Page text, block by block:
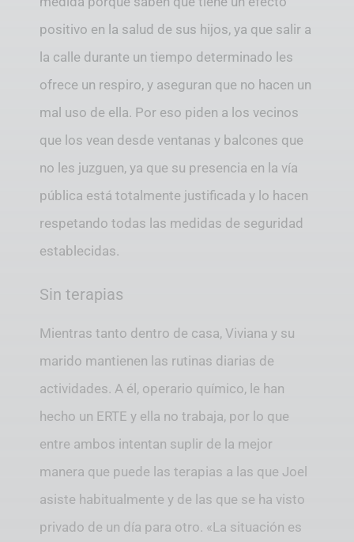
positivo en la salud de sus hijos, ya que salir a
la calle durante un tiempo determinado les
ofrece un respiro, y aseguran que no hacen un
mal uso de ella. Por eso piden a los vecinos
que los vean desde ventanas y balcones que
no les juzguen, ya que su presencia en la vía
pública está totalmente justificada y lo hacen
respetando todas las medidas de seguridad
establecidas.
Sin terapias
Mientras tanto dentro de casa, Viviana y su
marido mantienen las rutinas diarias de
actividades. A él, operario químico, le han
hecho un ERTE y ella no trabaja, por lo que
entre ambos intentan suplir de la mejor
manera que puede las terapias a las que Joel
asiste habitualmente y de las que se ha visto
privado de un día para otro. «La situación es